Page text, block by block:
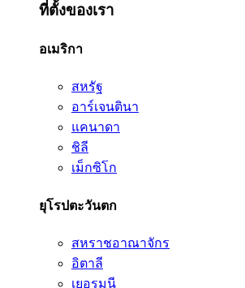
ที่ตั้งของเรา
อเมริกา
สหรัฐ
อาร์เจนตินา
แคนาดา
ชิลี
เม็กซิโก
ยุโรปตะวันตก
สหราชอาณาจักร
อิตาลี
เยอรมนี